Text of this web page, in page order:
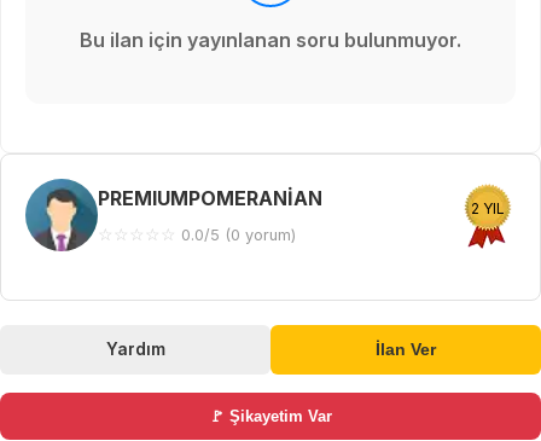
Bu ilan için yayınlanan soru bulunmuyor.
PREMIUMPOMERANİAN
☆ ☆ ☆ ☆ ☆ 0.0/5 (0 yorum)
2 YIL
Yardım İlan Ver
🚩 Şikayetim Var